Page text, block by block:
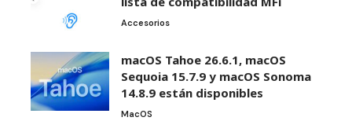
Accesorios
macOS Tahoe 26.6.1, macOS
Sequoia 15.7.9 y macOS Sonoma
14.8.9 están disponibles
MacOS